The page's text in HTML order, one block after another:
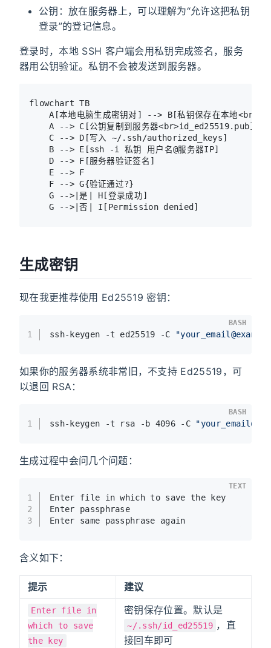
公钥：放在服务器上，可以理解为“允许这把私钥
登录”的登记信息。
登录时，本地 SSH 客户端会用私钥完成签名，服务
器用公钥验证。私钥不会被发送到服务器。
flowchart TB
A[本地电脑生成密钥对] --> B[私钥保存在本地
    A --> C[公钥复制到服务器<br>id_ed25519.pub]
    C --> D[写入 ~/.ssh/authorized_keys]
    B --> E[ssh -i 私钥 用户名@服务器IP]
    D --> F[服务器验证签名]
    E --> F
    F --> G{验证通过?}
    G -->|是| H[登录成功]
生成密钥
现在我更推荐使用 Ed25519 密钥：
1 ssh-keygen -t ed25519 -C
BASH
如果你的服务器系统非常旧，不支持 Ed25519，可
以退回 RSA：
1 ssh-keygen -t rsa -b 4096 -C
BASH
生成过程中会问几个问题：
1
2
3
Enter file in which to save the key
Enter passphrase
Enter same passphrase again
TEXT
含义如下：
提示 建议
Enter file in
which to save
the key
密钥保存位置。默认是
~/.ssh/id_ed25519 ，直
接回车即可